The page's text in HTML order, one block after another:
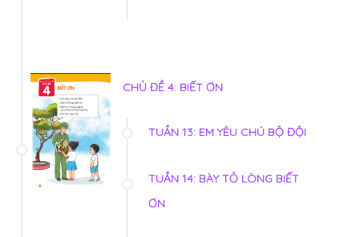
CHỦ ĐỀ 4: BIẾT ƠN
TUẦN 13: EM YÊU CHÚ BỘ ĐỘI
TUẦN 14: BÀY TỎ LÒNG BIẾT
ƠN